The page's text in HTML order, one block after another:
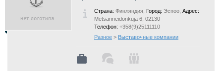
Страна: Финляндия, Город: Эспоо, Адрес:
Metsanneidonkuja 6, 02130
Телефон: +358(9)25111110
Разное > Выставочные компании